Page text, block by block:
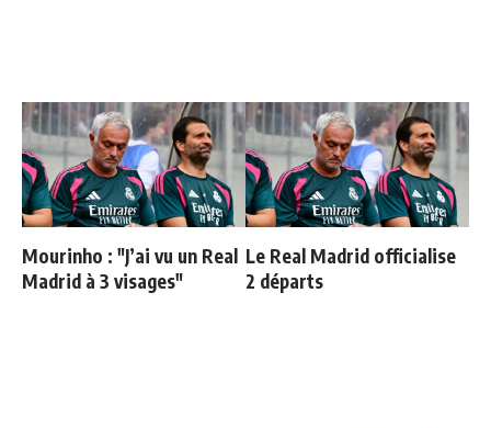
Mourinho : "J’ai vu un Real
Madrid à 3 visages"
Le Real Madrid officialise
2 départs